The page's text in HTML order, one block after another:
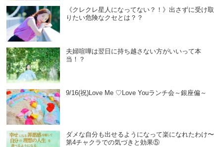
《クレクレ星人になってない？！》出さずに受け取
りたい危険なクセとは？？
夫婦喧嘩は翌日に持ち越さない方がいいって本
当！？
9/16(祝)Love Me ♡Love Youランチ会～銀座偏～
ダメな自分も出せるようになって楽になれたわけ〜
第4チャクラでの気づきと効果⑤